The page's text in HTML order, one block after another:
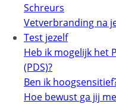
Schreurs
Vetverbranding na
Test jezelf
Heb ik mogelijk het
(PDS)?
Ben ik
Hoe bewust ga jij